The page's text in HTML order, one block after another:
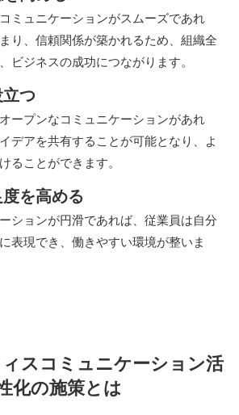
ミュニケーションがスムーズであれ
り、信頼関係が築かれるため、組織全
ビジネスの成功につながります。
つ
ープンなコミュニケーションがあれ
デアを共有することが可能となり、よ
ることができます。
を高める
ションが円滑であれば、従業員は自分
表現でき、働きやすい環境が整いま
スコミュニケーション活
化の施策とは